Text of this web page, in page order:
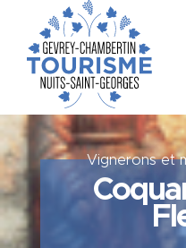
Vignerons et